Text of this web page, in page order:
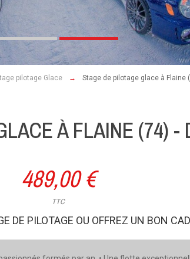
pilotage Glace Stage de pilotage glace à Flaine
À FLAINE (74) -
489,00 €
TTC
DE PILOTAGE OU OFFREZ UN BON